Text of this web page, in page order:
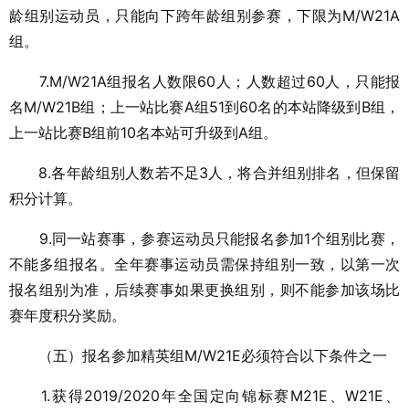
龄组别运动员，只能向下跨年龄组别参赛，下限为M/W21A
组。
7.M/W21A组报名人数限60人；人数超过60人，只能报
名M/W21B组；上一站比赛A组51到60名的本站降级到B组，
上一站比赛B组前10名本站可升级到A组。
8.各年龄组别人数若不足3人，将合并组别排名，但保留
积分计算。
9.同一站赛事，参赛运动员只能报名参加1个组别比赛，
不能多组报名。全年赛事运动员需保持组别一致，以第一次
报名组别为准，后续赛事如果更换组别，则不能参加该场比
赛年度积分奖励。
（五）报名参加精英组M/W21E必须符合以下条件之一
1.获得2019/2020年全国定向锦标赛M21E、W21E、